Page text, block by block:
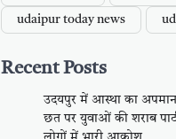
udaipur today news
Recent Posts
उदयपुर में आस्था का
छत पर युवाओं की शराब